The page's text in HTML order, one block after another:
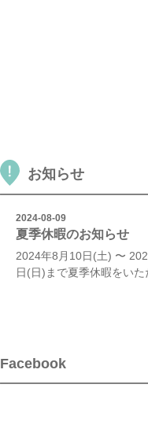
お知らせ
2024-08-09
夏季休暇のお知らせ
2024年8月10日(土) 〜
日(日)まで夏季休暇をいた
Facebook